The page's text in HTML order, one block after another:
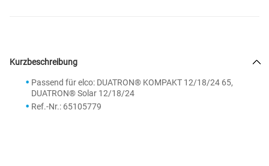
Kurzbeschreibung
Passend für elco: DUATRON® KOMPAKT 12/18/24 65,
DUATRON® Solar 12/18/24
Ref.-Nr.: 65105779